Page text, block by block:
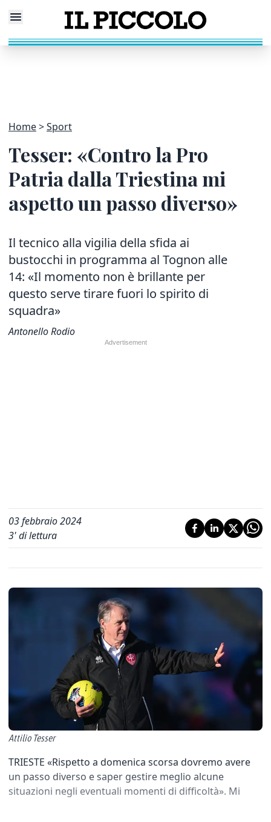
Home Sport
Tesser: «Contro la Pro
Patria dalla Triestina mi
aspetto un passo diverso»
Il tecnico alla vigilia della sfida ai
bustocchi in programma al Tognon alle
14: «Il momento non è brillante per
questo serve tirare fuori lo spirito di
squadra»
Antonello Rodio
03 febbraio 2024
3' di lettura
Attilio Tesser
TRIESTE «Rispetto a domenica scorsa dovremo avere
un passo diverso e saper gestire meglio alcune
situazioni negli eventuali momenti di difficoltà». Mi